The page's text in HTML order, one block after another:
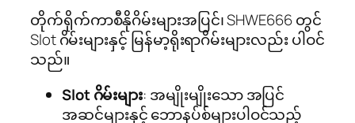
တိုက်ရိုက်ကာစီနိုဂိမ်းများအပြင်၊ SHWE666 တွင်
Slot ဂိမ်းများနှင့် မြန်မာ့ရိုးရာဂိမ်းများလည်း ပါဝင်
သည်။
Slot ဂိမ်းများ: အမျိုးမျိုးသော အပြင်
အဆင်များနှင့် ဘောနပ်စ်များပါဝင်သည့်